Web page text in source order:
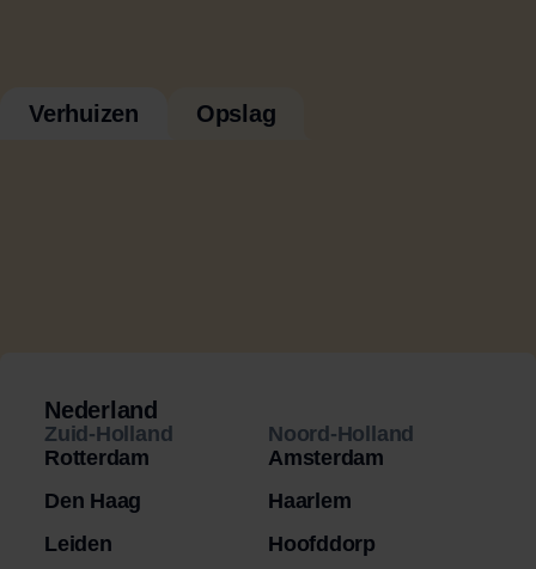
Verhuizen Opslag
Nederland
Zuid-Holland
Rotterdam
Den Haag
Leiden
Noord-Holland
Amsterdam
Haarlem
Hoofddorp